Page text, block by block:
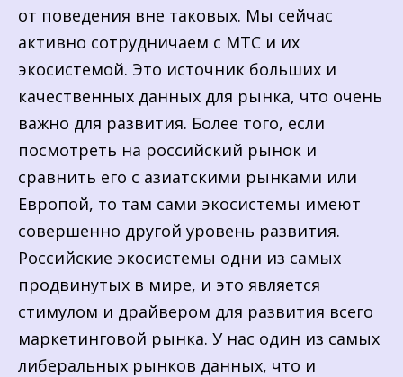
от поведения вне таковых. Мы сейчас
активно сотрудничаем с МТС и их
экосистемой. Это источник больших и
качественных данных для рынка, что очень
важно для развития. Более того, если
посмотреть на российский рынок и
сравнить его с азиатскими рынками или
Европой, то там сами экосистемы имеют
совершенно другой уровень развития.
Российские экосистемы одни из самых
продвинутых в мире, и это является
стимулом и драйвером для развития всего
маркетинговой рынка. У нас один из самых
либеральных рынков данных, что и